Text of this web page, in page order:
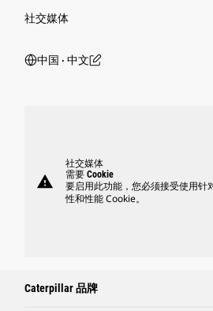
社交媒体
中国 ‧ 中文
warning
社交媒体
需要 Cookie
要启用此功能，您必须接受使用针
性和性能 Cookie。
Caterpillar 品牌